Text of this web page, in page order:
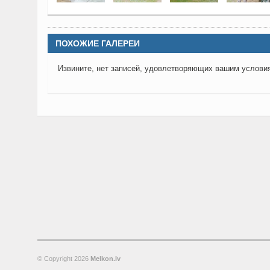
ПОХОЖИЕ ГАЛЕРЕИ
Извините, нет записей, удовлетворяющих вашим
© Copyright 2026 Melkon.lv